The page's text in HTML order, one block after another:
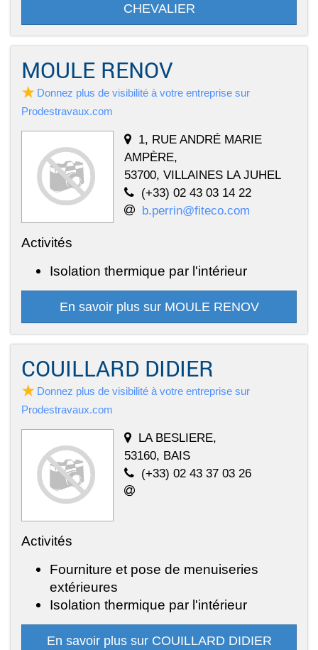
CHEVALIER
MOULE RENOV
Donnez plus de visibilité à votre entreprise sur
Prodestravaux.com
1, RUE ANDRÉ MARIE
AMPÈRE,
53700, VILLAINES LA JUHEL
(+33) 02 43 03 14 22
b.perrin@fiteco.com
Activités
Isolation thermique par l'intérieur
En savoir plus sur MOULE RENOV
COUILLARD DIDIER
Donnez plus de visibilité à votre entreprise sur
Prodestravaux.com
LA BESLIERE,
53160, BAIS
(+33) 02 43 37 03 26
Activités
Fourniture et pose de menuiseries
extérieures
Isolation thermique par l'intérieur
En savoir plus sur COUILLARD DIDIER